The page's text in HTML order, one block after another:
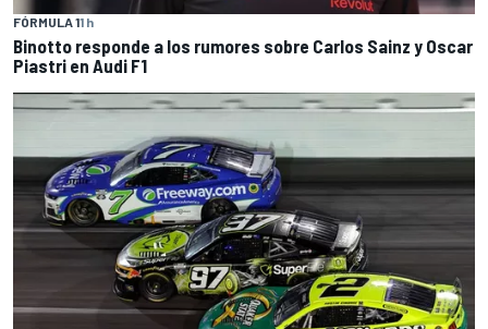
FÓRMULA 11 h
Binotto responde a los rumores sobre Carlos Sainz y Oscar
Piastri en Audi F1